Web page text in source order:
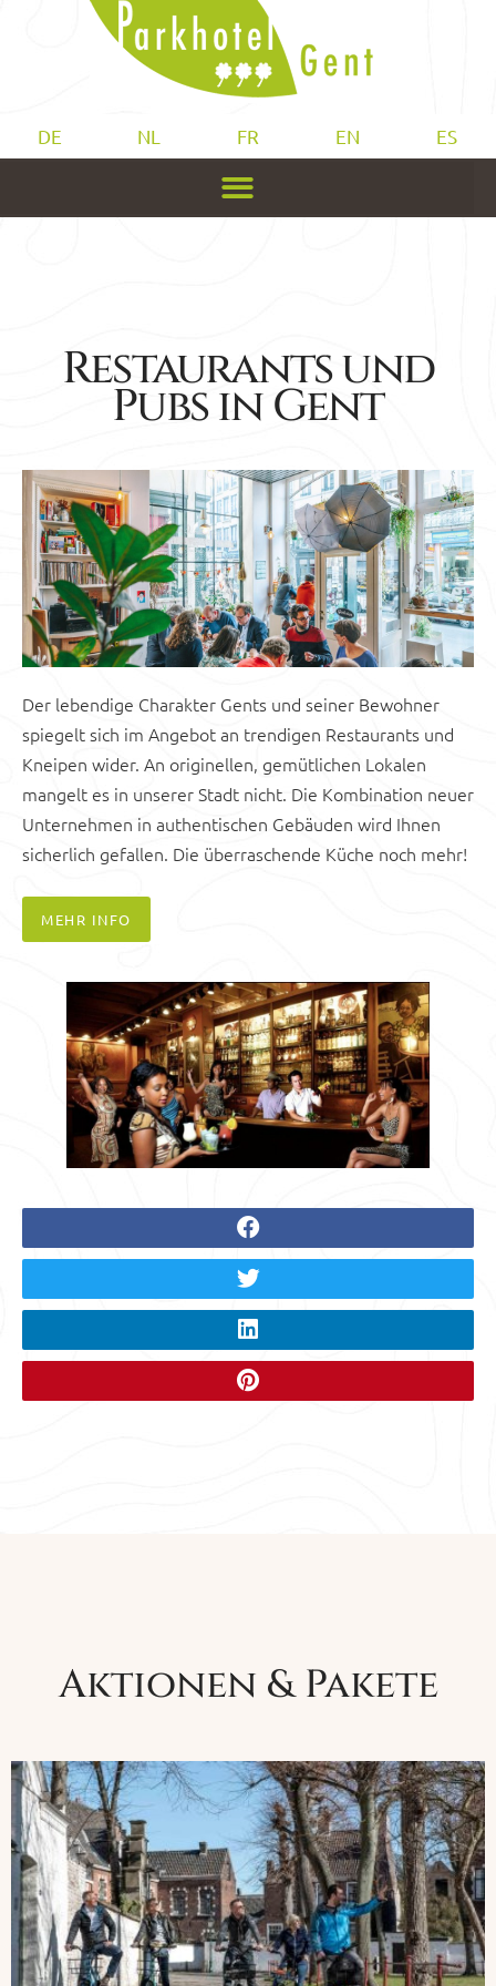
DE NL FR EN ES
Restaurants und
Pubs in Gent
Der lebendige Charakter Gents und seiner Bewohner
spiegelt sich im Angebot an trendigen Restaurants und
Kneipen wider. An originellen, gemütlichen Lokalen
mangelt es in unserer Stadt nicht. Die Kombination neuer
Unternehmen in authentischen Gebäuden wird Ihnen
sicherlich gefallen. Die überraschende Küche noch mehr!
MEHR INFO
Aktionen & Pakete